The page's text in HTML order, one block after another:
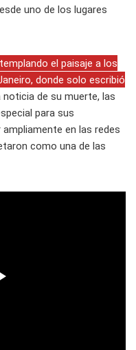
uno de los lugares
el paisaje a los
donde solo escribió
de su muerte, las
para sus
en las redes
como una de las